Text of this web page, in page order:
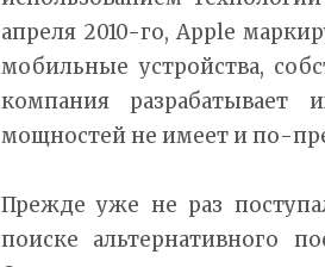
апреля 2010-го, Apple
мобильные устройства,
компания разрабатывает
мощностей не имеет и по-
Прежде уже не раз
поиске альтернативного